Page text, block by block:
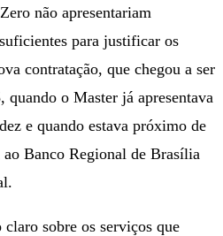
não apresentariam
para justificar os
contratação, que chegou a ser
quando o Master já apresentava
e quando estava próximo de
ao Banco Regional de Brasília
sobre os serviços que